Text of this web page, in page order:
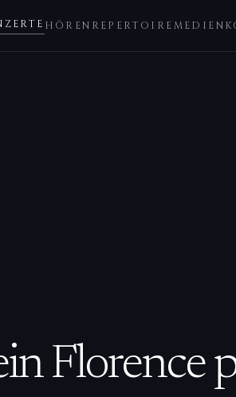
HÖREN REPERTOIREMEDIEN
Florence